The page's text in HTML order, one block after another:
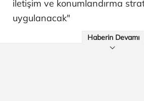
iletişim ve konumlandırma
uygulanacak"
Haberin Devamı